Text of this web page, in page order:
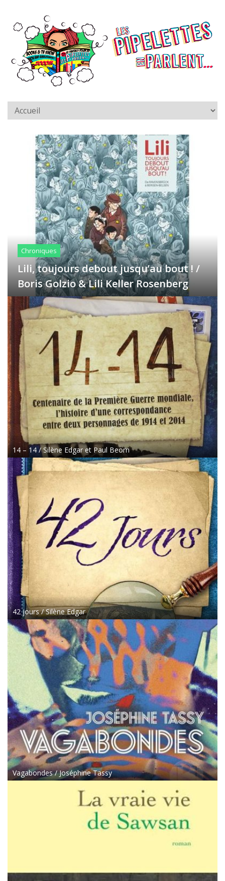
Chroniques
Lili, toujours debout jusqu’au bout ! /
Boris Golzio & Lili Keller Rosenberg
14 – 14 / Silène Edgar et Paul Beorn
42 jours / Silène Edgar
Vagabondes / Joséphine Tassy